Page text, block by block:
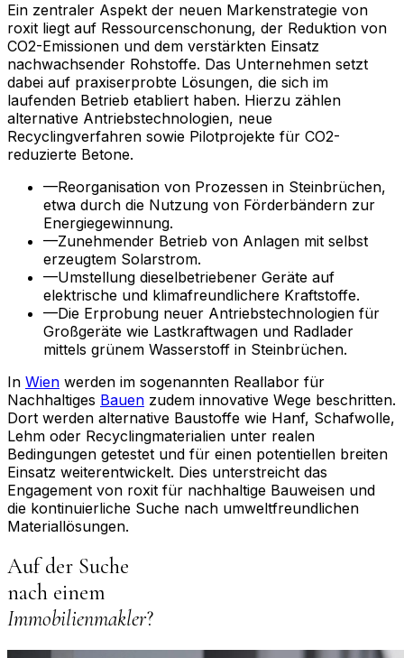
Ein zentraler Aspekt der neuen Markenstrategie von
roxit liegt auf Ressourcenschonung, der Reduktion von
CO2-Emissionen und dem verstärkten Einsatz
nachwachsender Rohstoffe. Das Unternehmen setzt
dabei auf praxiserprobte Lösungen, die sich im
laufenden Betrieb etabliert haben. Hierzu zählen
alternative Antriebstechnologien, neue
Recyclingverfahren sowie Pilotprojekte für CO2-
reduzierte Betone.
—Reorganisation von Prozessen in Steinbrüchen,
etwa durch die Nutzung von Förderbändern zur
Energiegewinnung.
—Zunehmender Betrieb von Anlagen mit selbst
erzeugtem Solarstrom.
—Umstellung dieselbetriebener Geräte auf
elektrische und klimafreundlichere Kraftstoffe.
—Die Erprobung neuer Antriebstechnologien für
Großgeräte wie Lastkraftwagen und Radlader
mittels grünem Wasserstoff in Steinbrüchen.
In Wien werden im sogenannten Reallabor für
Nachhaltiges Bauen zudem innovative Wege beschritten.
Dort werden alternative Baustoffe wie Hanf, Schafwolle,
Lehm oder Recyclingmaterialien unter realen
Bedingungen getestet und für einen potentiellen breiten
Einsatz weiterentwickelt. Dies unterstreicht das
Engagement von roxit für nachhaltige Bauweisen und
die kontinuierliche Suche nach umweltfreundlichen
Materiallösungen.
Auf der Suche
nach einem
Immobilienmakler?